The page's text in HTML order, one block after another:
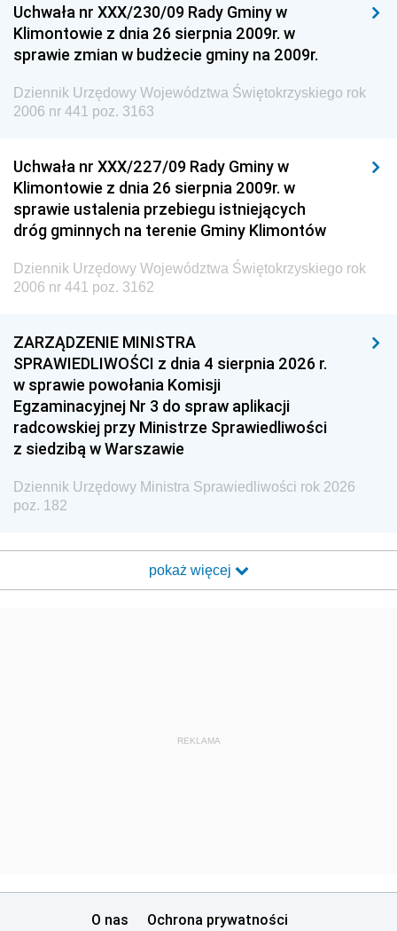
Uchwała nr XXX/230/09 Rady Gminy w
Klimontowie z dnia 26 sierpnia 2009r. w
sprawie zmian w budżecie gminy na 2009r.
Dziennik Urzędowy Województwa Świętokrzyskiego rok
2006 nr 441 poz. 3163
Uchwała nr XXX/227/09 Rady Gminy w
Klimontowie z dnia 26 sierpnia 2009r. w
sprawie ustalenia przebiegu istniejących
dróg gminnych na terenie Gminy Klimontów
Dziennik Urzędowy Województwa Świętokrzyskiego rok
2006 nr 441 poz. 3162
ZARZĄDZENIE MINISTRA
SPRAWIEDLIWOŚCI z dnia 4 sierpnia 2026 r.
w sprawie powołania Komisji
Egzaminacyjnej Nr 3 do spraw aplikacji
radcowskiej przy Ministrze Sprawiedliwości
z siedzibą w Warszawie
Dziennik Urzędowy Ministra Sprawiedliwości rok 2026
poz. 182
pokaż więcej
REKLAMA
O nas Ochrona prywatności